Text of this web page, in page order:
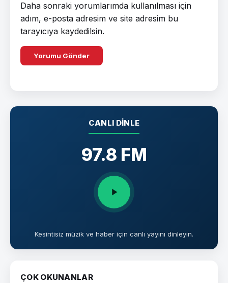
Daha sonraki yorumlarımda kullanılması için
adım, e-posta adresim ve site adresim bu
tarayıcıya kaydedilsin.
CANLI DINLE
97.8 FM
Kesintisiz müzik ve haber için canlı yayını dinleyin.
ÇOK OKUNANLAR